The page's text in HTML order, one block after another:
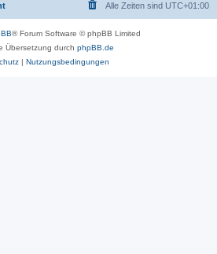
Alle Zeiten sind UTC+01:00
® Forum Software © phpBB Limited
Übersetzung durch phpBB.de
| Nutzungsbedingungen